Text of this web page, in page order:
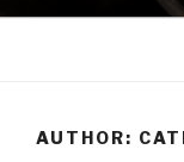
AUTHOR: